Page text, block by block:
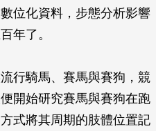
位化資料，步態分析影響
年了。
行騎馬、賽馬與賽狗，競
開始研究賽馬與賽狗在跑
式將其周期的肢體位置記